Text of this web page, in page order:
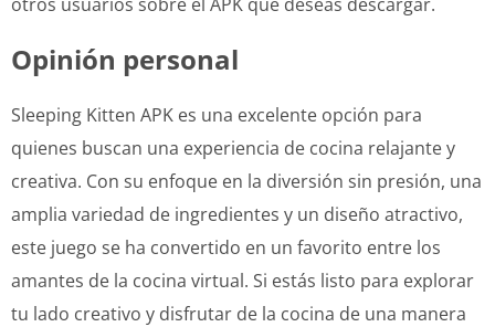
Opinión personal
Sleeping Kitten APK es una excelente opción para
quienes buscan una experiencia de cocina relajante y
creativa. Con su enfoque en la diversión sin presión, una
amplia variedad de ingredientes y un diseño atractivo,
este juego se ha convertido en un favorito entre los
amantes de la cocina virtual. Si estás listo para explorar
tu lado creativo y disfrutar de la cocina de una manera